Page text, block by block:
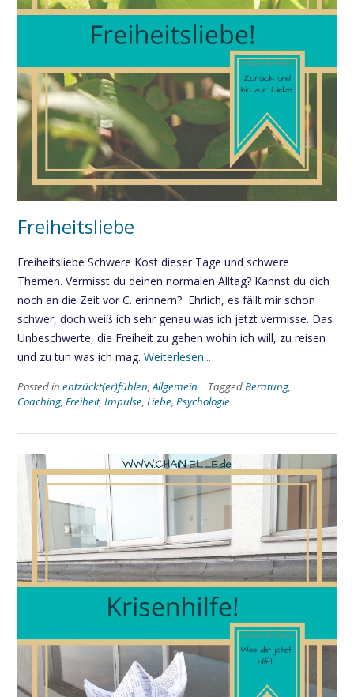
Freiheitsliebe
Freiheitsliebe Schwere Kost dieser Tage und schwere
Themen. Vermisst du deinen normalen Alltag? Kannst du dich
noch an die Zeit vor C. erinnern? Ehrlich, es fällt mir schon
schwer, doch weiß ich sehr genau was ich jetzt vermisse. Das
Unbeschwerte, die Freiheit zu gehen wohin ich will, zu reisen
und zu tun was ich mag. Weiterlesen...
Posted in entzückt(er)fühlen,Allgemein TaggedBeratung,
Coaching, Freiheit, Impulse, Liebe, Psychologie